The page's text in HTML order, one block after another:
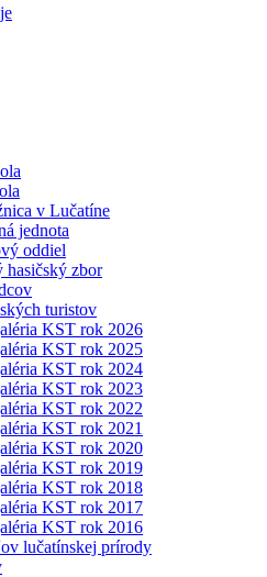
v Lučatíne
jednota
oddiel
zbor
turistov
KST rok 2026
KST rok 2025
KST rok 2024
KST rok 2023
KST rok 2022
KST rok 2021
KST rok 2020
KST rok 2019
KST rok 2018
KST rok 2017
KST rok 2016
lučatínskej prírody